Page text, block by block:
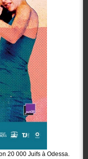
20 000 Juifs à Odessa.